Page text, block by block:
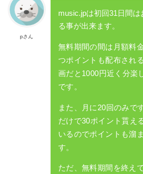
pさん
music.jpは初回31日間
る事が出来ます。
無料期間の間は月額料
つポイントも配布され
画だと1000円近く分楽
です。
また、月に20回のみで
だけで30ポイント貰え
いるのでポイントも溜
す。
ただ、無料期間を終え